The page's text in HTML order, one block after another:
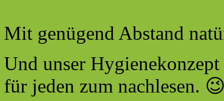
Mit genügend Abstand
Und unser
für jeden zum nachlesen.